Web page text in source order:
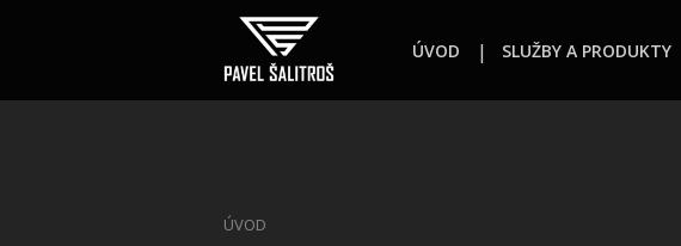
ÚVOD SLUŽBY A PRODUKTY
ÚVOD